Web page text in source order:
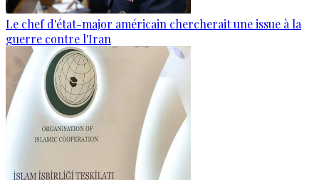
Le chef d'état-major américain chercherait une issue à la
guerre contre l'Iran